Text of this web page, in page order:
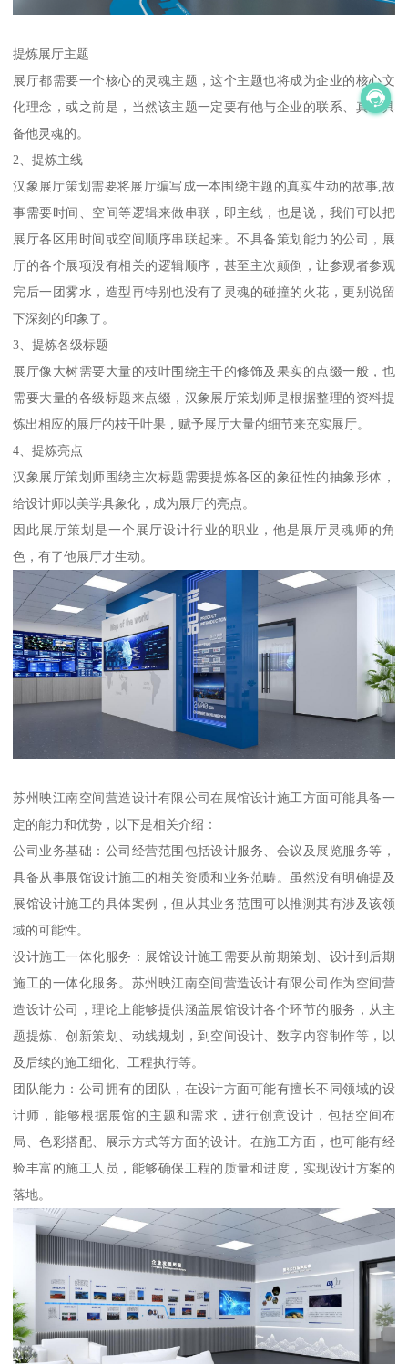
提炼展厅主题
展厅都需要一个核心的灵魂主题，这个主题也将成为企业的核心文
化理念，或之前是，当然该主题一定要有他与企业的联系、真正具
备他灵魂的。
2、提炼主线
汉象展厅策划需要将展厅编写成一本围绕主题的真实生动的故事,故
事需要时间、空间等逻辑来做串联，即主线，也是说，我们可以把
展厅各区用时间或空间顺序串联起来。不具备策划能力的公司，展
厅的各个展项没有相关的逻辑顺序，甚至主次颠倒，让参观者参观
完后一团雾水，造型再特别也没有了灵魂的碰撞的火花，更别说留
下深刻的印象了。
3、提炼各级标题
展厅像大树需要大量的枝叶围绕主干的修饰及果实的点缀一般，也
需要大量的各级标题来点缀，汉象展厅策划师是根据整理的资料提
炼出相应的展厅的枝干叶果，赋予展厅大量的细节来充实展厅。
4、提炼亮点
汉象展厅策划师围绕主次标题需要提炼各区的象征性的抽象形体，
给设计师以美学具象化，成为展厅的亮点。
因此展厅策划是一个展厅设计行业的职业，他是展厅灵魂师的角
色，有了他展厅才生动。
苏州映江南空间营造设计有限公司在展馆设计施工方面可能具备一
定的能力和优势，以下是相关介绍：
公司业务基础：公司经营范围包括设计服务、会议及展览服务等，
具备从事展馆设计施工的相关资质和业务范畴。虽然没有明确提及
展馆设计施工的具体案例，但从其业务范围可以推测其有涉及该领
域的可能性。
设计施工一体化服务：展馆设计施工需要从前期策划、设计到后期
施工的一体化服务。苏州映江南空间营造设计有限公司作为空间营
造设计公司，理论上能够提供涵盖展馆设计各个环节的服务，从主
题提炼、创新策划、动线规划，到空间设计、数字内容制作等，以
及后续的施工细化、工程执行等。
团队能力：公司拥有的团队，在设计方面可能有擅长不同领域的设
计师，能够根据展馆的主题和需求，进行创意设计，包括空间布
局、色彩搭配、展示方式等方面的设计。在施工方面，也可能有经
验丰富的施工人员，能够确保工程的质量和进度，实现设计方案的
落地。